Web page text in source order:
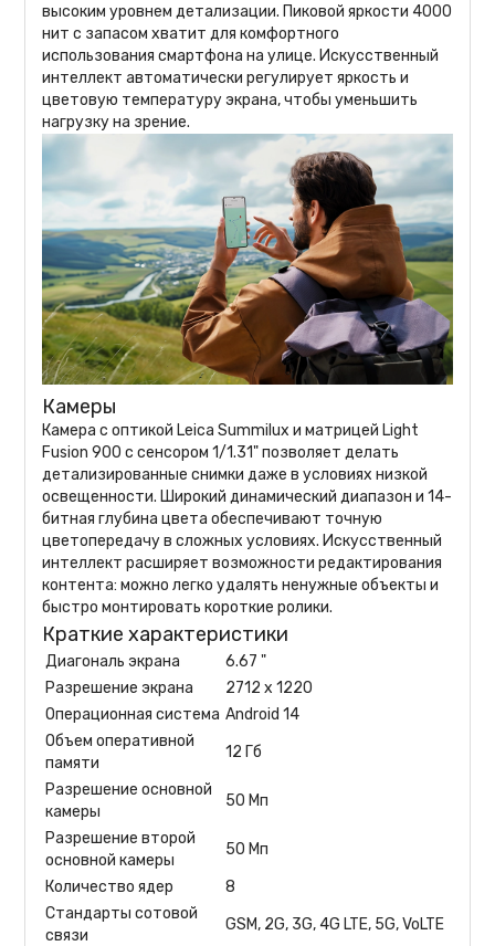
высоким уровнем детализации. Пиковой яркости 4000
нит с запасом хватит для комфортного
использования смартфона на улице. Искусственный
интеллект автоматически регулирует яркость и
цветовую температуру экрана, чтобы уменьшить
нагрузку на зрение.
Камеры
Камера с оптикой Leica Summilux и матрицей Light
Fusion 900 с сенсором 1/1.31" позволяет делать
детализированные снимки даже в условиях низкой
освещенности. Широкий динамический диапазон и 14-
битная глубина цвета обеспечивают точную
цветопередачу в сложных условиях. Искусственный
интеллект расширяет возможности редактирования
контента: можно легко удалять ненужные объекты и
быстро монтировать короткие ролики.
Краткие характеристики
Диагональ экрана
6.67 "
Разрешение экрана
2712 x 1220
Операционная система Android 14
Объем оперативной
памяти
12 Гб
Разрешение основной
камеры
50 Мп
Разрешение второй
основной камеры
50 Мп
Количество ядер
8
Стандарты сотовой
связи
GSM, 2G, 3G, 4G LTE, 5G, VoLTE